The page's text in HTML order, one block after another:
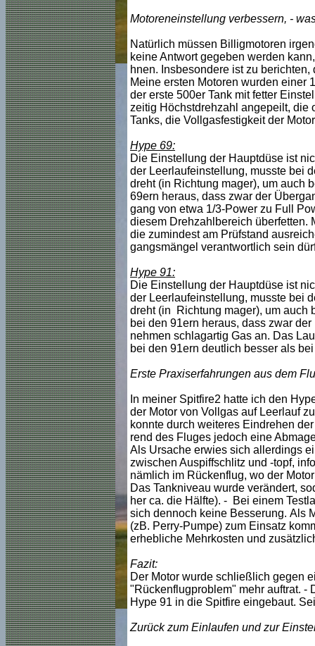
Motoreneinstellung verbessern, -
Natürlich müssen Billigmotoren
keine Antwort gegeben werden
hnen. Insbesondere ist zu
Meine ersten Motoren wurden einer
der erste 500er Tank mit fetter
zeitig Höchstdrehzahl angepeilt,
Tanks, die Vollgasfestigkeit der
Hype 69:
Die Einstellung der Hauptdüse ist
der Leerlaufeinstellung, musste bei
dreht (in Richtung mager), um auch
69ern heraus, dass zwar der
gang von etwa 1/3-Power zu Full
diesem Drehzahlbereich überfetten.
die zumindest am Prüfstand
gangsmängel verantwortlich sein
Hype 91:
Die Einstellung der Hauptdüse ist
der Leerlaufeinstellung, musste bei
dreht (in Richtung mager), um auch
bei den 91ern heraus, dass zwar
nehmen schlagartig Gas an. Das
bei den 91ern deutlich besser als
Erste Praxiserfahrungen aus dem
In meiner Spitfire2 hatte ich den
der Motor von Vollgas auf Leerlauf
konnte durch weiteres Eindrehen
rend des Fluges jedoch eine
Als Ursache erwies sich allerdings
zwischen Auspiffschlitz und -topf,
nämlich im Rückenflug, wo der
Das Tankniveau wurde verändert,
her ca. die Hälfte). - Bei einem
sich dennoch keine Besserung. Als
(zB. Perry-Pumpe) zum Einsatz
erhebliche Mehrkosten und
Fazit:
Der Motor wurde schließlich gegen
"Rückenflugproblem" mehr auftrat.
Hype 91 in die Spitfire eingebaut.
Zurück zum Einlaufen und zur